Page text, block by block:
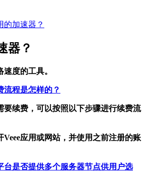
的加速器？
器？
度的工具。
流程是怎样的？
要续费，可以按照以下步骤进行续费流
Veee应用或网站，并使用之前注册的账
台是否提供多个服务器节点供用户选